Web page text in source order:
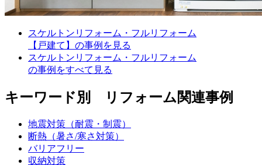
スケルトンリフォーム・フルリフォーム
【戸建て】の事例を見る
スケルトンリフォーム・フルリフォーム
の事例をすべて見る
キーワード別 リフォーム関連事例
地震対策（耐震・制震）
断熱（暑さ/寒さ対策）
バリアフリー
収納対策